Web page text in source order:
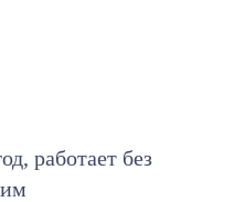
работает без